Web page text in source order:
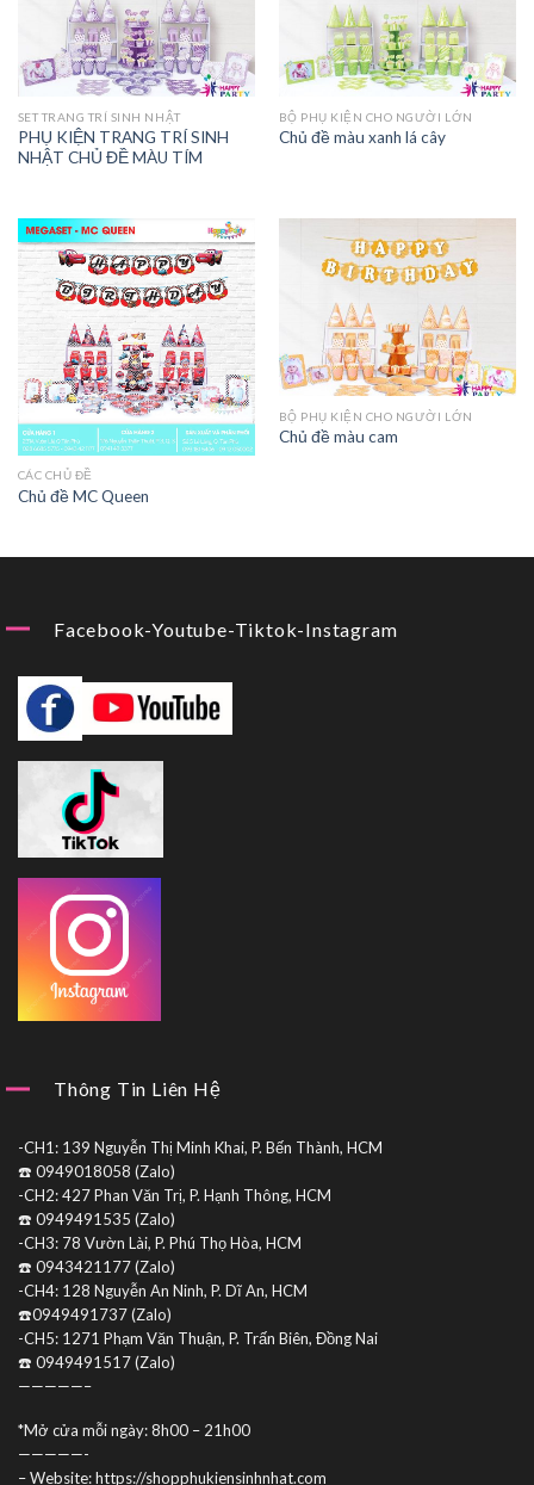
SET TRANG TRÍ SINH NHẬT
PHỤ KIỆN TRANG TRÍ SINH
NHẬT CHỦ ĐỀ MÀU TÍM
BỘ PHỤ KIỆN CHO NGƯỜI LỚN
Chủ đề màu xanh lá cây
CÁC CHỦ ĐỀ
Chủ đề MC Queen
BỘ PHỤ KIỆN CHO NGƯỜI LỚN
Chủ đề màu cam
Facebook-Youtube-Tiktok-Instagram
Thông Tin Liên Hệ
-CH1: 139 Nguyễn Thị Minh Khai, P. Bến Thành, HCM
☎️ 0949018058 (Zalo)
-CH2: 427 Phan Văn Trị, P. Hạnh Thông, HCM
☎️ 0949491535 (Zalo)
-CH3: 78 Vườn Lài, P. Phú Thọ Hòa, HCM
☎️ 0943421177 (Zalo)
-CH4: 128 Nguyễn An Ninh, P. Dĩ An, HCM
☎️0949491737 (Zalo)
-CH5: 1271 Phạm Văn Thuận, P. Trấn Biên, Đồng Nai
☎️ 0949491517 (Zalo)
—————–
*Mở cửa mỗi ngày: 8h00 – 21h00
—————-
– Website: https://shopphukiensinhnhat.com